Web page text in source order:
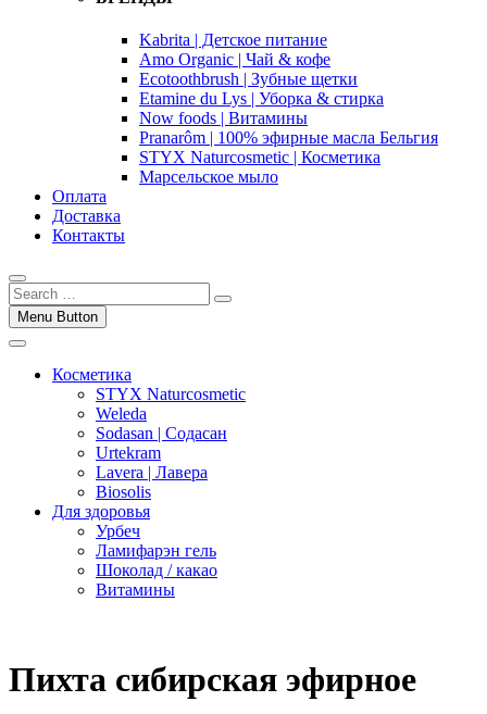
Kabrita | Детское питание
Amo Organic | Чай & кофе
Ecotoothbrush | Зубные щетки
Etamine du Lys | Уборка & стирка
Now foods | Витамины
Pranarôm | 100% эфирные масла Бельгия
STYX Naturcosmetic | Косметика
Марсельское мыло
Оплата
Доставка
Контакты
Menu Button
Косметика
STYX Naturcosmetic
Weleda
Sodasan | Содасан
Urtekram
Lavera | Лавера
Biosolis
Для здоровья
Урбеч
Ламифарэн гель
Шоколад / какао
Витамины
Пихта сибирская эфирное